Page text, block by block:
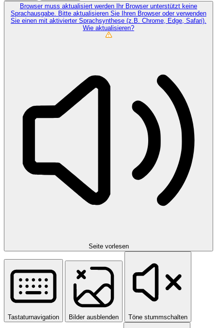
Browser muss aktualisiert werden
Ihr Browser unterstützt keine
Sprachausgabe. Bitte aktualisieren Sie Ihren Browser oder verwenden
Sie einen mit aktivierter Sprachsynthese (z.B. Chrome, Edge, Safari).
Wie aktualisieren?
Seite vorlesen
Tastaturnavigation Bilder ausblenden Töne stummschalten